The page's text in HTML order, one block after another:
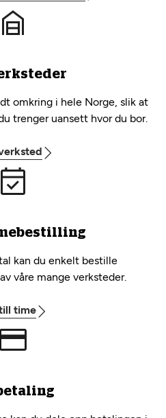
omkring i hele Norge, slik at
trenger uansett hvor du bor.
kan du enkelt bestille
våre mange verksteder.
time